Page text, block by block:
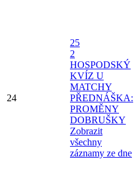
24
25
2
HOSPODSKÝ
KVÍZ U
MATCHY
PŘEDNÁŠKA:
PROMĚNY
DOBRUŠKY
Zobrazit
všechny
záznamy ze dne